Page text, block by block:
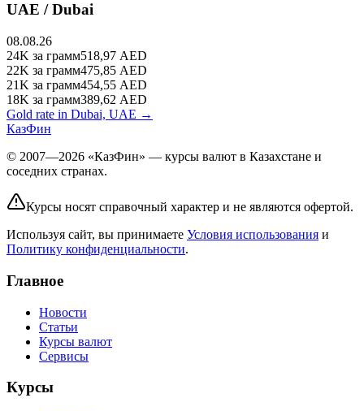
UAE / Dubai
08.08.26
24K за грамм518,97 AED
22K за грамм475,85 AED
21K за грамм454,55 AED
18K за грамм389,62 AED
Gold rate in Dubai, UAE →
КазФин
© 2007—2026 «КазФин» — курсы валют в Казахстане и
соседних странах.
Курсы носят справочный характер и не являются офертой.
Используя сайт, вы принимаете Условия использования и
Политику конфиденциальности.
Главное
Новости
Статьи
Курсы валют
Сервисы
Курсы